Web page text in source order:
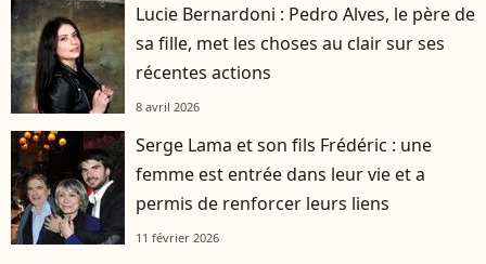
Lucie Bernardoni : Pedro Alves, le père de
sa fille, met les choses au clair sur ses
récentes actions
8 avril 2026
Serge Lama et son fils Frédéric : une
femme est entrée dans leur vie et a
permis de renforcer leurs liens
11 février 2026